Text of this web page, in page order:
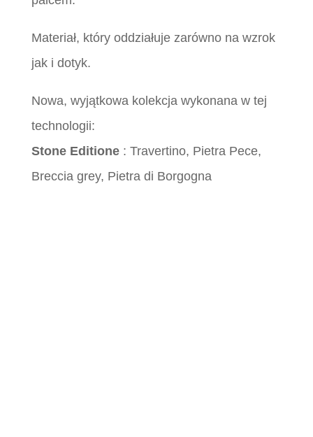
Materiał, który oddziałuje zarówno na wzrok
jak i dotyk.
Nowa, wyjątkowa kolekcja wykonana w tej
technologii:
Stone Editione: Travertino, Pietra Pece,
Breccia grey, Pietra di Borgogna